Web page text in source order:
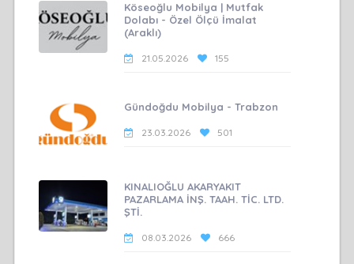
Köseoğlu Mobilya | Mutfak
Dolabı - Özel Ölçü İmalat
(Araklı)
21.05.2026 155
Gündoğdu Mobilya - Trabzon
23.03.2026 501
KINALIOĞLU AKARYAKIT
PAZARLAMA İNŞ. TAAH. TİC. LTD.
ŞTİ.
08.03.2026 666